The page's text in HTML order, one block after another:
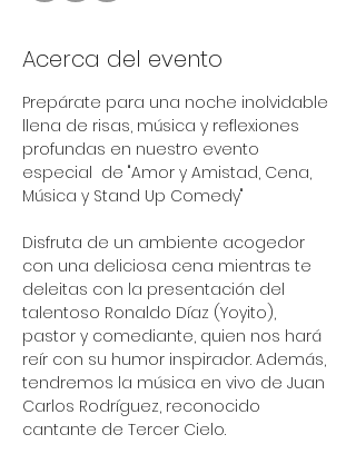
Acerca del evento
Prepárate para una noche inolvidable
llena de risas, música y reflexiones
profundas en nuestro evento
especial  de "Amor y Amistad, Cena,
Música y Stand Up Comedy"
Disfruta de un ambiente acogedor
con una deliciosa cena mientras te
deleitas con la presentación del
talentoso Ronaldo Díaz (Yoyito),
pastor y comediante, quien nos hará
reír con su humor inspirador. Además,
tendremos la música en vivo de Juan
Carlos Rodríguez, reconocido
cantante de Tercer Cielo.